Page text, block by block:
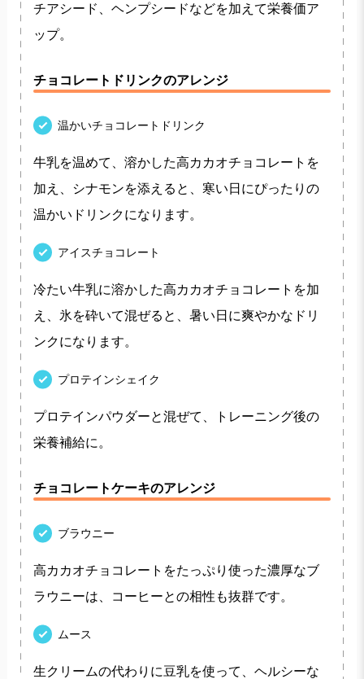
チアシード、ヘンプシードなどを加えて栄養価ア
ップ。
チョコレートドリンクのアレンジ
温かいチョコレートドリンク
牛乳を温めて、溶かした高カカオチョコレートを
加え、シナモンを添えると、寒い日にぴったりの
温かいドリンクになります。
アイスチョコレート
冷たい牛乳に溶かした高カカオチョコレートを加
え、氷を砕いて混ぜると、暑い日に爽やかなドリ
ンクになります。
プロテインシェイク
プロテインパウダーと混ぜて、トレーニング後の
栄養補給に。
チョコレートケーキのアレンジ
ブラウニー
高カカオチョコレートをたっぷり使った濃厚なブ
ラウニーは、コーヒーとの相性も抜群です。
ムース
生クリームの代わりに豆乳を使って、ヘルシーな